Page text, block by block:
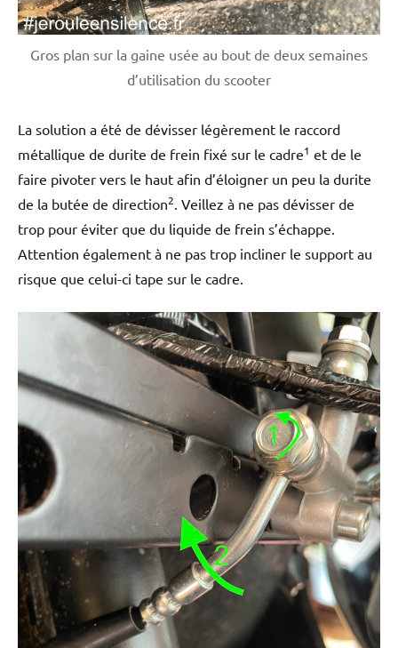
Gros plan sur la gaine usée au bout de deux semaines
d’utilisation du scooter
La solution a été de dévisser légèrement le raccord
métallique de durite de frein fixé sur le cadre1 et de le
faire pivoter vers le haut afin d’éloigner un peu la durite
de la butée de direction2. Veillez à ne pas dévisser de
trop pour éviter que du liquide de frein s’échappe.
Attention également à ne pas trop incliner le support au
risque que celui-ci tape sur le cadre.